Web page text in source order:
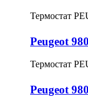
Термостат
Peugeot
Термостат
Peugeot